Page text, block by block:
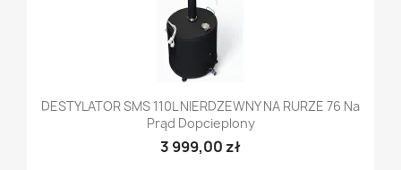
DESTYLATOR SMS 110L NIERDZEWNY NA RURZE 76 Na
Prąd Dopcieplony
3 999,00 zł